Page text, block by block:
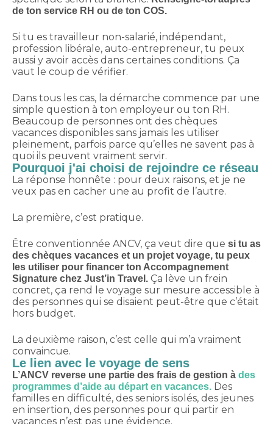
de ton service RH ou de ton COS.
Si tu es travailleur non-salarié, indépendant,
profession libérale, auto-entrepreneur, tu peux
aussi y avoir accès dans certaines conditions. Ça
vaut le coup de vérifier.
Dans tous les cas, la démarche commence par une
simple question à ton employeur ou ton RH.
Beaucoup de personnes ont des chèques
vacances disponibles sans jamais les utiliser
pleinement, parfois parce qu’elles ne savent pas à
quoi ils peuvent vraiment servir.
Pourquoi j'ai choisi de rejoindre ce réseau
La réponse honnête : pour deux raisons, et je ne
veux pas en cacher une au profit de l’autre.
La première, c’est pratique.
Être conventionnée ANCV, ça veut dire que si tu as
des chèques vacances et un projet voyage, tu peux
les utiliser pour financer ton Accompagnement
Signature chez Just’in Travel. Ça lève un frein
concret, ça rend le voyage sur mesure accessible à
des personnes qui se disaient peut-être que c’était
hors budget.
La deuxième raison, c’est celle qui m’a vraiment
convaincue.
Le lien avec le voyage de sens
L’ANCV reverse une partie des frais de gestion à des
programmes d’aide au départ en vacances. Des
familles en difficulté, des seniors isolés, des jeunes
en insertion, des personnes pour qui partir en
vacances n’est pas une évidence.